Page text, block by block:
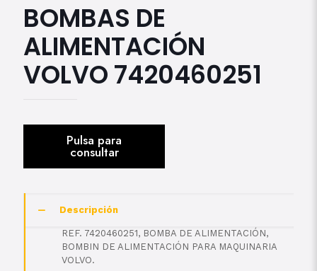
BOMBAS DE
ALIMENTACIÓN
VOLVO 7420460251
Descripción
REF. 7420460251, BOMBA DE ALIMENTACIÓN,
BOMBIN DE ALIMENTACIÓN PARA MAQUINARIA
VOLVO.